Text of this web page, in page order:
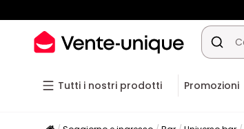
Tutti i nostri prodotti Promozioni